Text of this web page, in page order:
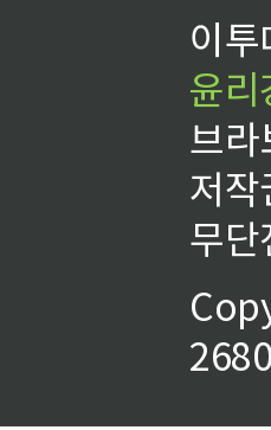
이
윤리
브
저
무단